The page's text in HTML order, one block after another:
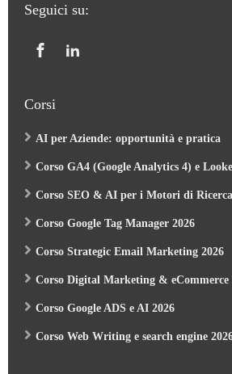
Seguici su:
Corsi
AI per Aziende: opportunità e pratica
Corso GA4 (Google Analytics 4) e
Corso SEO & AI per i Motori di
Corso Google Tag Manager 2026
Corso Strategic Email Marketing 2026
Corso Digital Marketing & eCommerce
Corso Google ADS e AI 2026
Corso Web Writing e search engine